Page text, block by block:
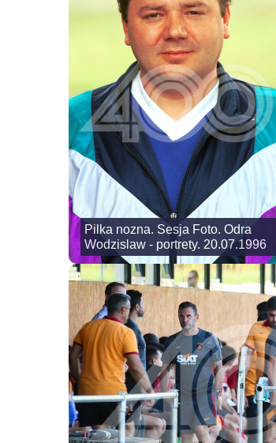
Pilka nozna. Sesja Foto. Odra
Wodzislaw - portrety. 20.07.1996